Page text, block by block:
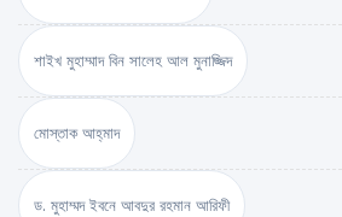
শাইখ মুহাম্মাদ বিন সালেহ আল মুনাজ্জিদ
মোস্তাক আহ্‌মাদ
ড. মুহাম্মদ ইবনে আবদুর রহমান আরিফী